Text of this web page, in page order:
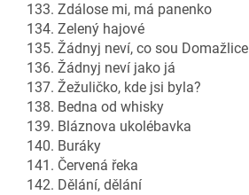
133. Zdálose mi, má panenko
134. Zelený hajové
135. Žádnyj neví, co sou Domažlice
136. Žádnyj neví jako já
137. Žežuličko, kde jsi byla?
138. Bedna od whisky
139. Bláznova ukolébavka
140. Buráky
141. Červená řeka
142. Dělání, dělání